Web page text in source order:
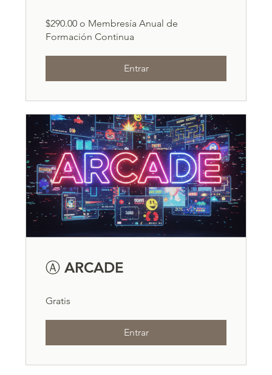
$290.00 o Membresía Anual de
Formación Continua
Entrar
Ⓐ ARCADE
Gratis
Entrar